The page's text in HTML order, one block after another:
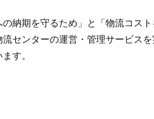
納期を守るため」と「物流コス
センターの運営・管理サービス
す。